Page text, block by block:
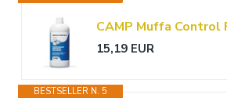
15,19 EUR
BESTSELLER N. 5